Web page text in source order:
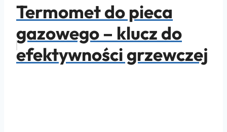
Termomet do pieca
gazowego – klucz do
efektywności grzewczej